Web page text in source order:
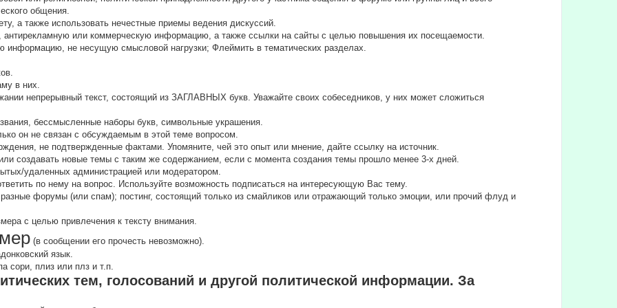
общения.
а также использовать нечестные приемы ведения дискуссий.
или коммерческую информацию, а также ссылки на сайты с целью повышения их посещаемости.
не несущую смысловой нагрузки; Флеймить в тематических разделах.
в них.
непрерывный текст, состоящий из ЗАГЛАВНЫХ букв. Уважайте своих собеседников, у них может сложиться
бессмысленные наборы букв, символьные украшения.
он не связан с обсуждаемым в этой теме вопросом.
не подтвержденные фактами. Упомяните, чей это опыт или мнение, дайте ссылку на источник.
создавать новые темы с таким же содержанием, если с момента создания темы прошло менее 3-х дней.
удаленных администрацией или модератором.
по нему на вопрос. Используйте возможность подписаться на интересующую Вас тему.
форумы (или спам); постинг, состоящий только из смайликов или отражающий только эмоции, или прочий флуд и
с целью привлечения к тексту внимания.
(в сообщении его прочесть невозможно).
язык.
сори, плиз или плз и т.п.
тем, голосований и другой политической информации. За